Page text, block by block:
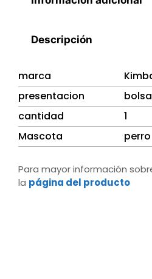
Descripción
marca
presentacion
bolsa
cantidad
1
Mascota
perro
Para mayor información
la página del producto